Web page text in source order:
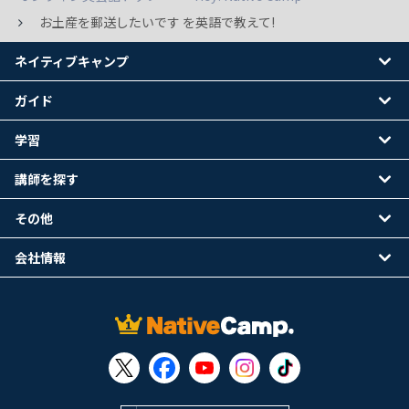
お土産を郵送したいです を英語で教えて!
ネイティブキャンプ
ガイド
学習
講師を探す
その他
会社情報